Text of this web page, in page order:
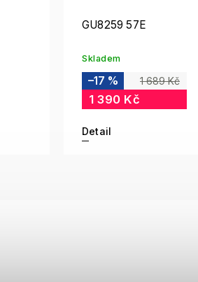
GU8259 57E
Skladem
1 689 Kč
–17 %
1 390 Kč
Detail